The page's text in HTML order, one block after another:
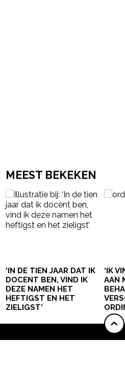
MEEST BEKEKEN
‘IN DE TIEN JAAR DAT IK
DOCENT BEN, VIND IK
DEZE NAMEN HET
HEFTIGST EN HET
ZIELIGST’
‘IK
AAN